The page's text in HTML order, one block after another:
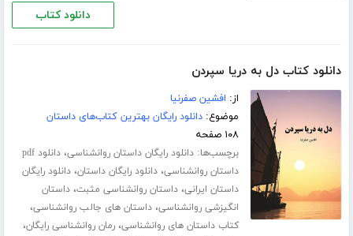
دانلود کتاب
دانلود کتاب دل به دریا سپردن
از: افشین صفرنیا
موضوع:دانلود رایگان بهترین کتاب‌های داستان
۱۰۸ صفحه
برچسب‌ها:دانلود رایگان داستان روانشناسی،
دانلود pdf
داستان روانشناسی،دانلود رایگان داستان،دانلود رایگان
داستان ایرانی،داستان روانشناسی مثبت،داستان
انگیزشی روانشناسی،داستان های جالب روانشناسی،
کتاب داستان های روانشناسی،رمان روانشناسی رایگان،